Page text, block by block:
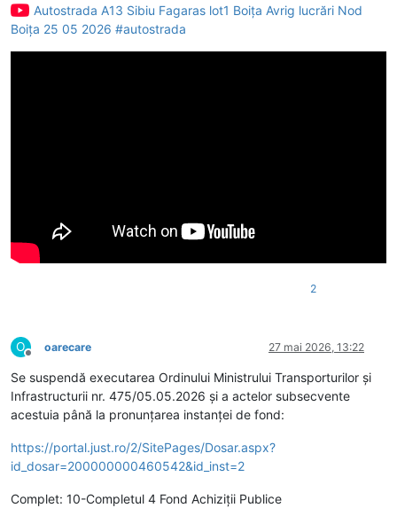
Autostrada A13 Sibiu Fagaras lot1 Boița Avrig lucrări Nod
Boița 25 05 2026 #autostrada
2
O
Deconectat
oarecare 27 mai 2026, 13:22
Se suspendă executarea Ordinului Ministrului Transporturilor şi
Infrastructurii nr. 475/05.05.2026 şi a actelor subsecvente
acestuia până la pronunţarea instanţei de fond:
https://portal.just.ro/2/SitePages/Dosar.aspx?
id_dosar=200000000460542&id_inst=2
Complet: 10-Completul 4 Fond Achiziţii Publice